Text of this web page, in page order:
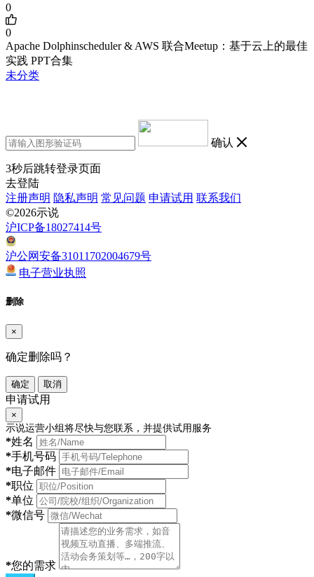
0
0
Apache Dolphinscheduler & AWS 联合Meetup：基于云上的最佳
实践 PPT合集
未分类
确认
3秒后跳转登录页面
去登陆
注册声明 隐私声明 常见问题 申请试用 联系我们
©2026示说
沪ICP备18027414号
沪公网安备31011702004679号
电子营业执照
删除
×
确定删除吗？
确定 取消
申请试用
×
示说运营小组将尽快与您联系，并提供试用服务
*姓名
*手机号码
*电子邮件
*职位
*单位
*微信号
*您的需求